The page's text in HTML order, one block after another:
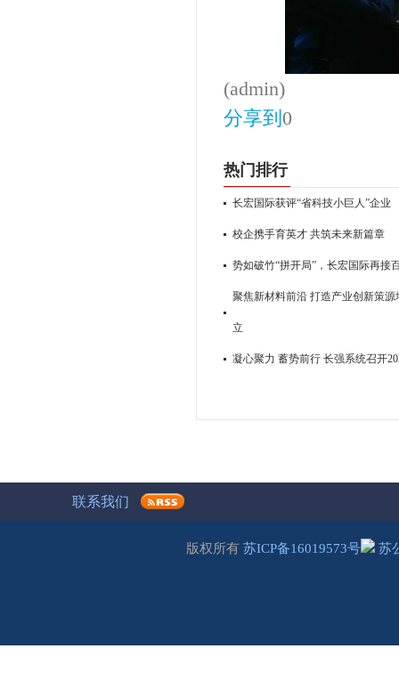
(admin)
分享到 0
热门排行
长宏国际获评“省科技小巨人”企业
校企携手育英才 共筑未来新篇章
势如破竹“拼开局”，长宏国际再接
聚焦新材料前沿 打造产业创新策
立
凝心聚力 蓄势前行 长强系统召开
联系我们
版权所有 苏ICP备16019573号 苏